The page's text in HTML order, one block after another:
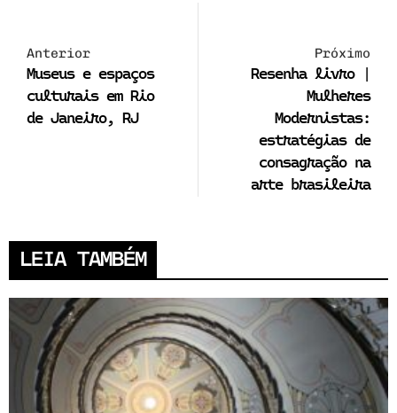
Anterior
Museus e espaços
culturais em Rio
de Janeiro, RJ
Próximo
Resenha livro |
Mulheres
Modernistas:
estratégias de
consagração na
arte brasileira
LEIA TAMBÉM